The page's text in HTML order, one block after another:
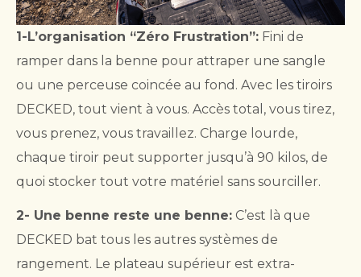
1-L’organisation “Zéro Frustration”: Fini de
ramper dans la benne pour attraper une sangle
ou une perceuse coincée au fond. Avec les tiroirs
DECKED, tout vient à vous. Accès total, vous tirez,
vous prenez, vous travaillez. Charge lourde,
chaque tiroir peut supporter jusqu’à 90 kilos, de
quoi stocker tout votre matériel sans sourciller.
2- Une benne reste une benne: C’est là que
DECKED bat tous les autres systèmes de
rangement. Le plateau supérieur est extra-